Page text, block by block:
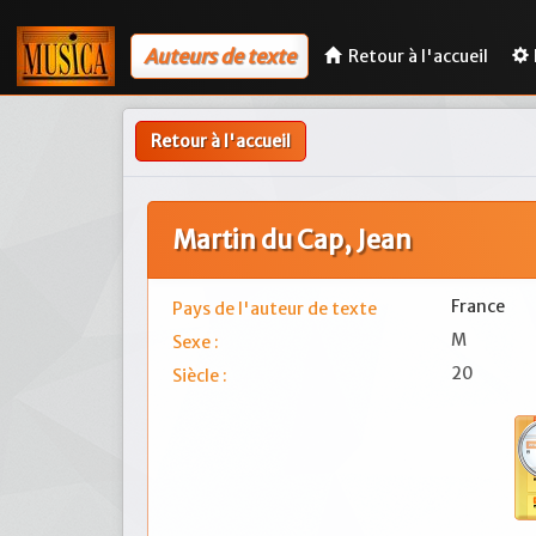
Auteurs de texte Retour à l'accueil
Retour à l'accueil
Martin du Cap, Jean
Pays de l'auteur de texte
France
Sexe :
M
Siècle :
20